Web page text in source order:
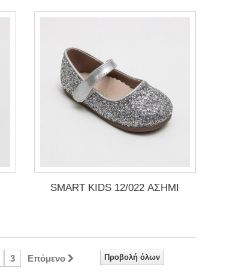
SMART KIDS 12/022 ΑΣΗΜΙ
Προβολή όλων
3 Επόμενο